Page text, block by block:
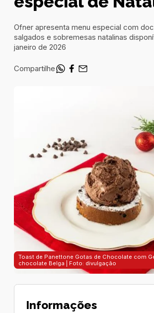
Ofner apresenta menu especial com
salgados e sobremesas natalinas
janeiro de 2026
Compartilhe
Toast de Panettone Gotas de Chocolate com
chocolate Belga | Foto: divulgação
Informações